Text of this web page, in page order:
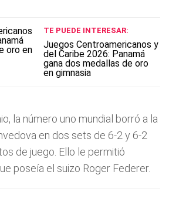
TE PUEDE INTERESAR:
Juegos Centroamericanos y
del Caribe 2026: Panamá
gana dos medallas de oro
en gimnasia
la número uno mundial borró a la
en dos sets de 6-2 y 6-2
de juego. Ello le permitió
poseía el suizo Roger Federer.